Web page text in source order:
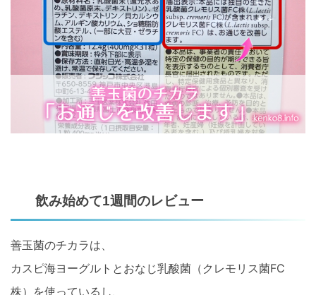
飲み始めて1週間のレビュー
善玉菌のチカラは、
カスピ海ヨーグルトとおなじ乳酸菌（クレモリス菌FC
株）を使っているし、